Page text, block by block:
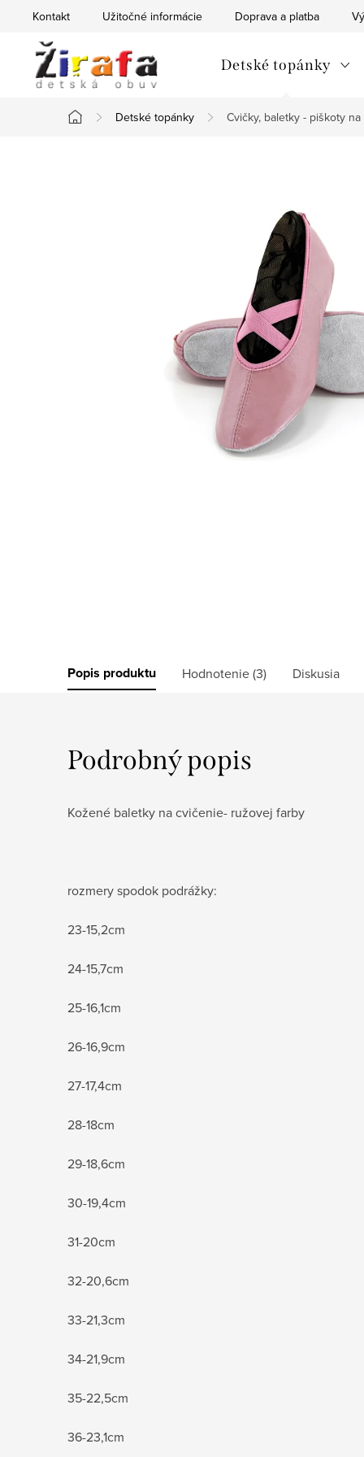
Kontakt Užitočné informácie Doprava a platba
Detské topánky
Domov
Detské topánky Cvičky, baletky - piškoty
Popis produktu Hodnotenie (3) Diskusia
Podrobný popis
Kožené baletky na cvičenie- ružovej farby
rozmery spodok podrážky:
23-15,2cm
24-15,7cm
25-16,1cm
26-16,9cm
27-17,4cm
28-18cm
29-18,6cm
30-19,4cm
31-20cm
32-20,6cm
33-21,3cm
34-21,9cm
35-22,5cm
36-23,1cm